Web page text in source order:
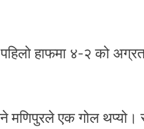
हाफमा ४-२ को
मणिपुरले एक गोल